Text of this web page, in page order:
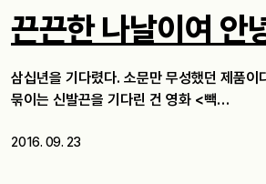
끈끈한 나날이여 안
삼십년을 기다렸다. 소문만 무성했던 제품이
묶이는 신발끈을 기다린 건 영화 <빽…
2016. 09. 23